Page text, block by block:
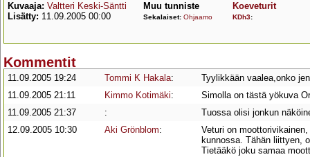
Kuvaaja: Valtteri Keski-Säntti
Lisätty: 11.09.2005 00:00
Muu tunniste
Sekalaiset: Ohjaamo
Koeveturit
KDh3:
Kommentit
11.09.2005 19:24 Tommi K Hakala:
Tyylikkään vaalea,onko
11.09.2005 21:11
Kimmo Kotimäki:
Simolla on tästä yökuva
11.09.2005 21:37
:
Tuossa olisi jonkun
12.09.2005 10:30
Aki Grönblom:
Veturi on
kunnossa. Tähän liittyen,
Tietääkö joku samaa